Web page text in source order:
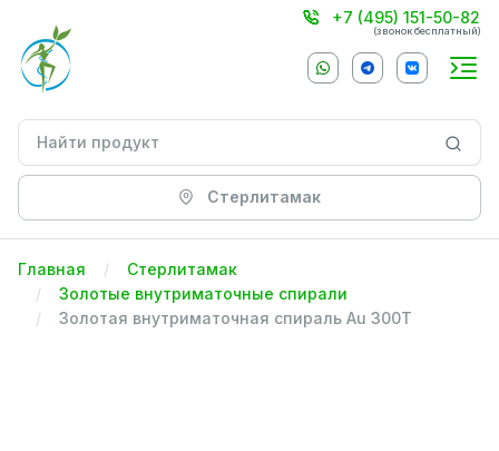
+7 (495) 151-50-82
(звонок бесплатный)
Стерлитамак
Главная
Стерлитамак
Золотые внутриматочные спирали
Золотая внутриматочная спираль Au 300Т